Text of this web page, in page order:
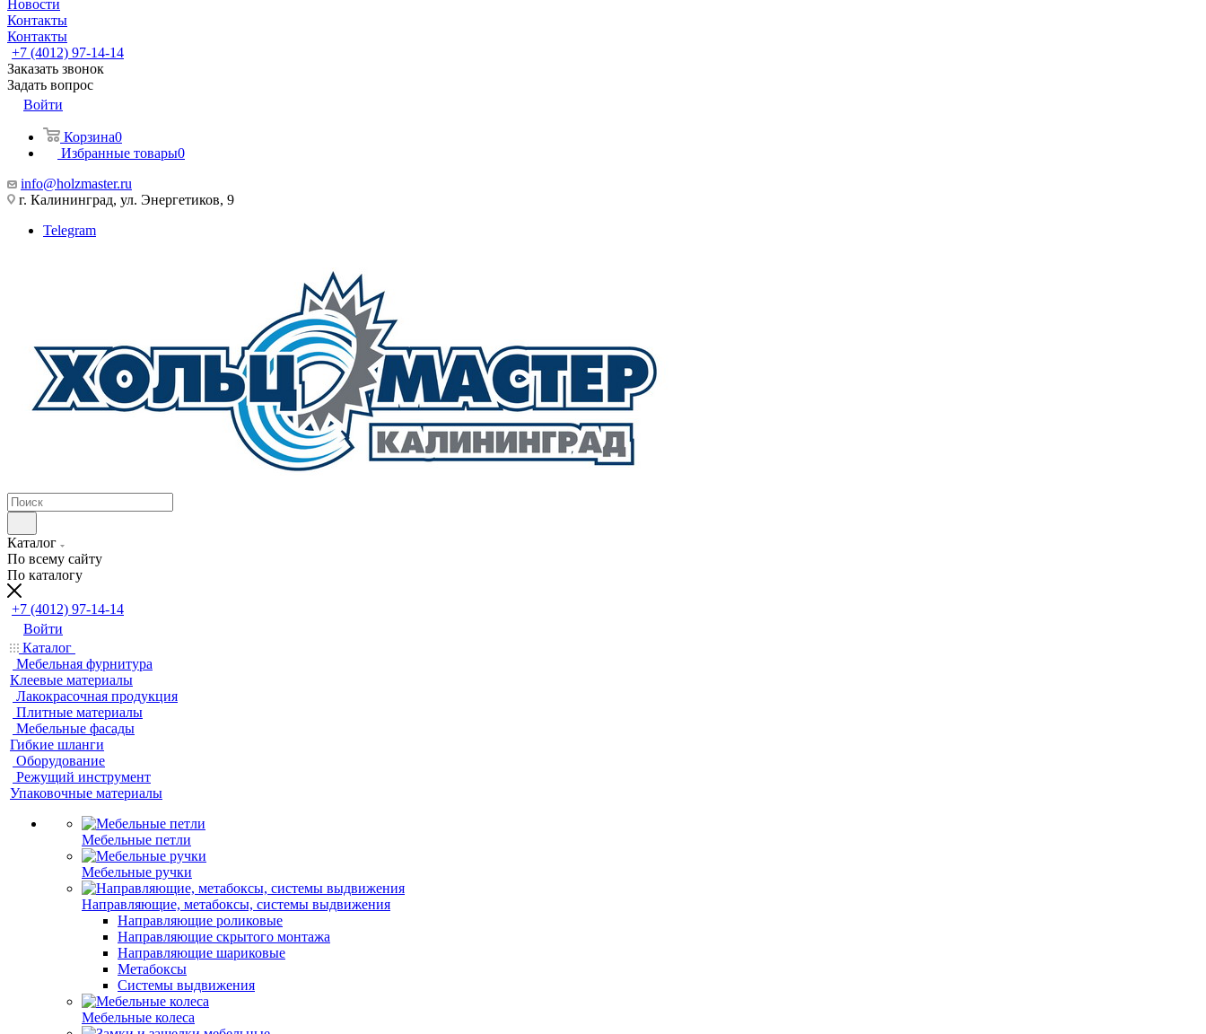
Новости
Контакты
Контакты
+7 (4012) 97-14-14
Заказать звонок
Задать вопрос
Войти
Корзина0
Избранные товары0
info@holzmaster.ru
г. Калининград, ул. Энергетиков, 9
Telegram
Каталог
По всему сайту
По каталогу
+7 (4012) 97-14-14
Войти
Каталог
Мебельная фурнитура
Клеевые материалы
Лакокрасочная продукция
Плитные материалы
Мебельные фасады
Гибкие шланги
Оборудование
Режущий инструмент
Упаковочные материалы
Мебельные петли
Мебельные ручки
Направляющие, метабоксы, системы выдвижения
Направляющие роликовые
Направляющие скрытого монтажа
Направляющие шариковые
Метабоксы
Системы выдвижения
Мебельные колеса